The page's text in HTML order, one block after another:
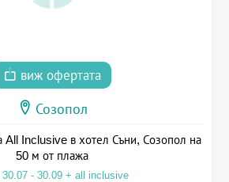
виж офертата
Созопол
All Inclusive в хотел Съни, Созопол на
50 м от плажа
30.07 - 30.09 + all inclusive